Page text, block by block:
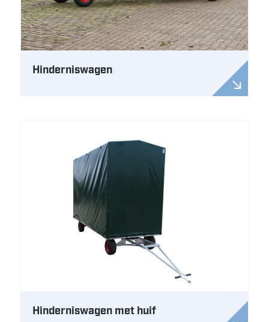
Hinderniswagen
Hinderniswagen met huif